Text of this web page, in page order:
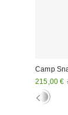
Camp
Sale
Preis:
215,00 €